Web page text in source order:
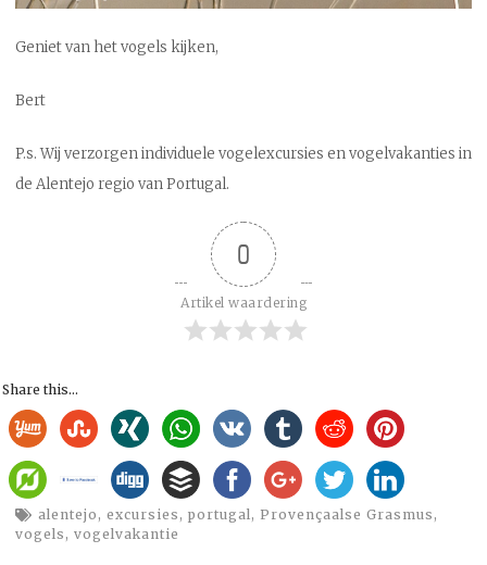
Geniet van het vogels kijken,
Bert
P.s. Wij verzorgen individuele vogelexcursies en vogelvakanties in
de Alentejo regio van Portugal.
0
Artikel waardering
Share this...
alentejo , excursies , portugal, Provençaalse Grasmus ,
vogels , vogelvakantie